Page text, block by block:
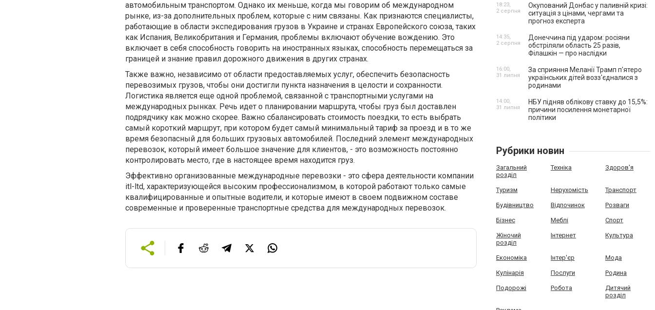
автомобильным транспортом. Однако их меньше, когда мы говорим об международном
рынке, из-за дополнительных проблем, которые с ним связаны. Как признаются специалисты,
работающие в области экспедирования грузов в Украине и странах Европейского союза, таких
как Испания, Великобритания и Германия, проблемы включают обучение вождению. Это
включает в себя способность говорить на иностранных языках, способность перемещаться за
границей и знание правил дорожного движения в других странах.
Также важно, независимо от области предоставляемых услуг, обеспечить безопасность
перевозимых грузов, чтобы они достигли пункта назначения в целости и сохранности.
Логистика является еще одной проблемой, связанной с транспортными услугами на
международных рынках. Речь идет о планировании маршрута, чтобы груз был доставлен
подрядчику как можно скорее. Важно сбалансировать стоимость поездки, то есть выбрать
самый короткий маршрут, при котором будет самый минимальный тариф за проезд и в то же
время безопасный для больших грузовых автомобилей. Последний элемент международных
перевозок, который имеет большое значение для клиентов, - это возможность постоянно
контролировать место, где в настоящее время находится груз.
Эффективно организованные международные перевозки - это сфера деятельности компании
itl-ltd, характеризующейся высоким профессионализмом, в которой работают только самые
квалифицированные и опытные водители, и которые имеют в своем подвижном составе
современные и проверенные транспортные средства для международных перевозок.
Окупований Донбас у паливній кризі:
ситуація з цінами, чергами та
прогноз експерта
18:23,
2 серпня
Донеччина під ударом: росіяни
обстріляли область 25 разів,
Філашкін — про наслідки
14:35,
2 серпня
За сприяння Меланії Трамп п'ятеро
українських дітей возз'єдналися з
родинами
16:00,
31 липня
НБУ підняв облікову ставку до 15,5%:
причини посилення монетарної
політики
14:00,
31 липня
Рубрики новин
Загальний
розділ
Техніка Здоров'я
Туризм Нерухомість Транспорт
Будівництво Відпочинок Розваги
Бізнес Меблі Спорт
Жіночий
розділ
Інтернет Культура
Економіка Інтер'єр Мода
Кулінарія Послуги Родина
Подорожі Робота
Дитячий
розділ